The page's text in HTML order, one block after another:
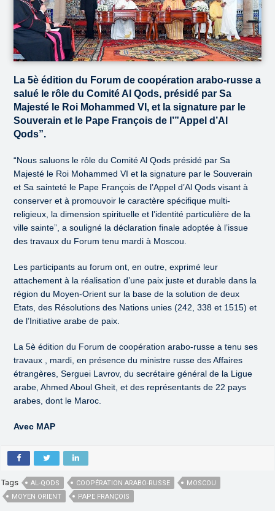
La 5è édition du Forum de coopération arabo-russe a
salué le rôle du Comité Al Qods, présidé par Sa
Majesté le Roi Mohammed VI, et la signature par le
Souverain et le Pape François de l’”Appel d’Al
Qods”.
“Nous saluons le rôle du Comité Al Qods présidé par Sa
Majesté le Roi Mohammed VI et la signature par le Souverain
et Sa sainteté le Pape François de l’Appel d’Al Qods visant à
conserver et à promouvoir le caractère spécifique multi-
religieux, la dimension spirituelle et l’identité particulière de la
ville sainte”, a souligné la déclaration finale adoptée à l’issue
des travaux du Forum tenu mardi à Moscou.
Les participants au forum ont, en outre, exprimé leur
attachement à la réalisation d’une paix juste et durable dans la
région du Moyen-Orient sur la base de la solution de deux
Etats, des Résolutions des Nations unies (242, 338 et 1515) et
de l’Initiative arabe de paix.
La 5è édition du Forum de coopération arabo-russe a tenu ses
travaux , mardi, en présence du ministre russe des Affaires
étrangères, Serguei Lavrov, du secrétaire général de la Ligue
arabe, Ahmed Aboul Gheit, et des représentants de 22 pays
arabes, dont le Maroc.
Avec MAP
Tags AL-QODS COOPÉRATION ARABO-RUSSE
MOSCOU
MOYEN ORIENT
PAPE FRANÇOIS